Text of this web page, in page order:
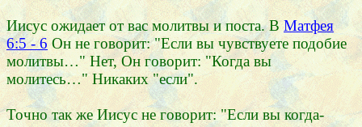
Иисус ожидает от вас молитвы и поста. ВМатфея
6:5 - 6Он не говорит: "Если вы чувствуете подобие
молитвы…" Нет, Он говорит: "Когда вы
молитесь…" Никаких "если".
Точно так же Иисус не говорит: "Если вы когда-